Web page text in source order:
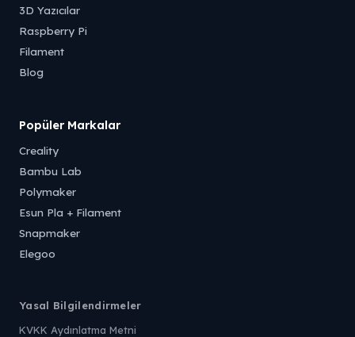
3D Yazıcılar
Raspberry Pi
Filament
Blog
Popüler Markalar
Creality
Bambu Lab
Polymaker
Esun Pla + Filament
Snapmaker
Elegoo
Yasal Bilgilendirmeler
KVKK Aydınlatma Metni